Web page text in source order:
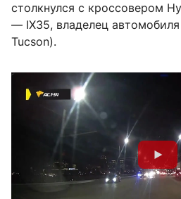
столкнулся с кроссовером
— IX35, владелец
Tucson).